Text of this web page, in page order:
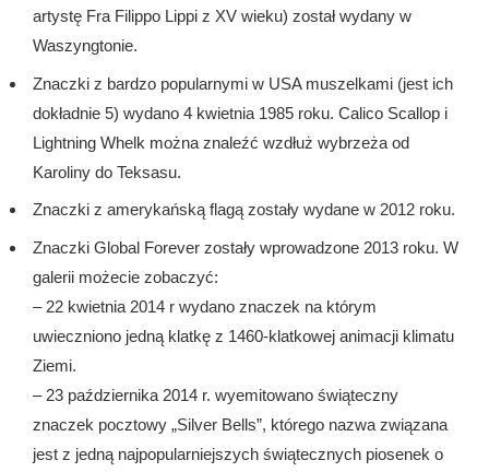
artystę Fra Filippo Lippi z XV wieku) został wydany w
Waszyngtonie.
Znaczki z bardzo popularnymi w USA muszelkami (jest ich
dokładnie 5) wydano 4 kwietnia 1985 roku. Calico Scallop i
Lightning Whelk można znaleźć wzdłuż wybrzeża od
Karoliny do Teksasu.
Znaczki z amerykańską flagą zostały wydane w 2012 roku.
Znaczki Global Forever zostały wprowadzone 2013 roku. W
galerii możecie zobaczyć:
– 22 kwietnia 2014 r wydano znaczek na którym
uwieczniono jedną klatkę z 1460-klatkowej animacji klimatu
Ziemi.
– 23 października 2014 r. wyemitowano świąteczny
znaczek pocztowy „Silver Bells”, którego nazwa związana
jest z jedną najpopularniejszych świątecznych piosenek o